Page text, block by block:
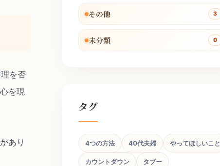
を否
を現
あり
その他 3
未分類 0
タグ
4つの方法 40代夫婦 やってほしいこと
カウントダウン タブー